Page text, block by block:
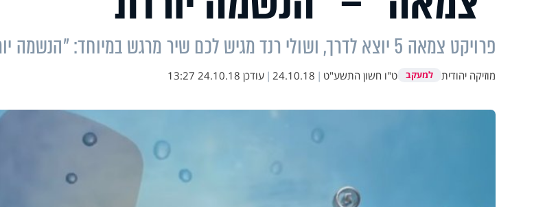
פרויקט צמאה 5 יוצא לדרך, ושולי רנד מגיש לכם שיר מרגש במיוחד: "הנשמה יורדת". האזינו
מוזיקה יהודית למעקב ט"ו חשון התשע"ט |
24.10.18
| עודכן 24.10.18 13:27